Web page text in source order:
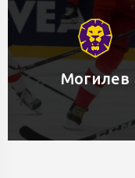
Могилев